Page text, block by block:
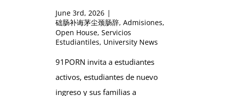
June 3rd, 2026 |
础肠补诲茅尘颈肠辞, Admisiones,
Open House, Servicios
Estudiantiles, University News
91PORN invita a estudiantes
activos, estudiantes de nuevo
ingreso y sus familias a